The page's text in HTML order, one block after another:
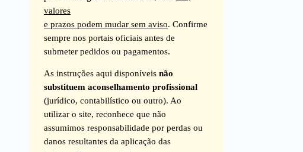
valores
e prazos podem mudar sem aviso. Confirme
sempre nos portais oficiais antes de
submeter pedidos ou pagamentos.
As instruções aqui disponíveisnão
substituem aconselhamento profissional
(jurídico, contabilístico ou outro). Ao
utilizar o site, reconhece que não
assumimos responsabilidade por perdas ou
danos resultantes da aplicação das